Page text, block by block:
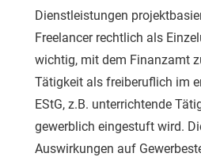
Dienstleistungen
Freelancer rechtlich als
wichtig, mit dem Finanzamt
Tätigkeit als freiberuflich im
EStG, z.B. unterrichtende
gewerblich eingestuft wird.
Auswirkungen auf